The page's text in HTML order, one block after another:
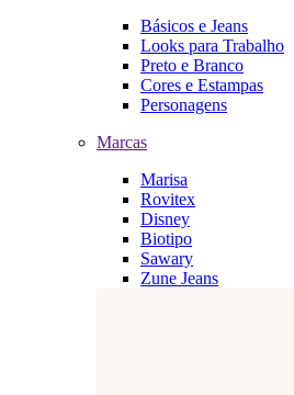
Básicos e Jeans
Looks para Trabalho
Preto e Branco
Cores e Estampas
Personagens
Marcas
Marisa
Rovitex
Disney
Biotipo
Sawary
Zune Jeans